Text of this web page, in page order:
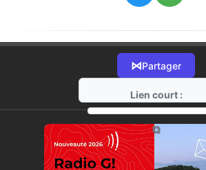
⋈Partager
Lien court :
⧉